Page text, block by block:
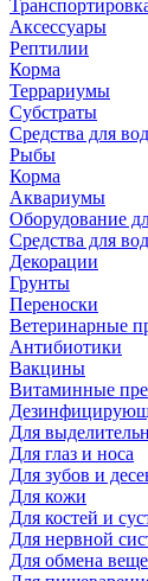
Аксессуары
Рептилии
Корма
Террариумы
Субстраты
Средства для
Рыбы
Корма
Аквариумы
Оборудование
Средства для
Декорации
Грунты
Переноски
Ветеринарные
Антибиотики
Вакцины
Витаминные
Для
Для глаз и носа
Для зубов и
Для кожи
Для костей и
Для нервной
Для обмена